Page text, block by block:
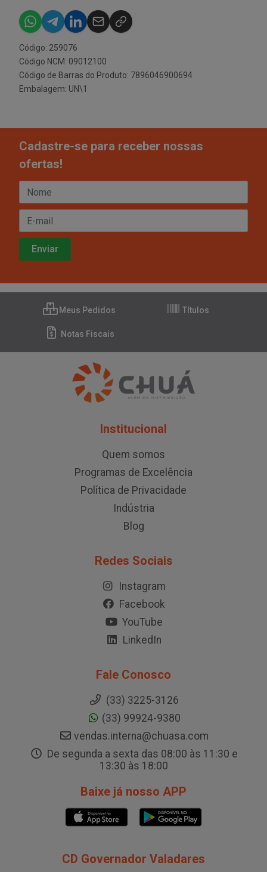
Código: 259076
Código NCM: 09012100
Código de Barras do Produto: 7896046900694
Embalagem: UN\1
Cadastre-se para receber nossas
ofertas!
Meus Pedidos Títulos
Notas Fiscais
Institucional
Quem somos
Programas de Excelência
Política de Privacidade
Indústria
Blog
Redes Sociais
Instagram
Facebook
YouTube
LinkedIn
Fale Conosco
(33) 3225-3126
(33) 99924-9380
vendas.interna@chuasa.com
De segunda a sexta das 08:00 às 11:30 e
13:30 às 18:00
Baixe já nosso APP
CD Governador Valadares